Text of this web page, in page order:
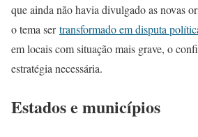
que ainda não havia divulgado as novas
o tema sertransformado em disputa
em locais com situação mais grave, o
estratégia necessária.
Estados e municípios